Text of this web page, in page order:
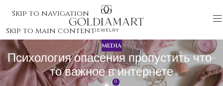
Skip to navigation
Skip to main content
MEDIA
Психология опасения пропустить что-
то важное в интернете
0